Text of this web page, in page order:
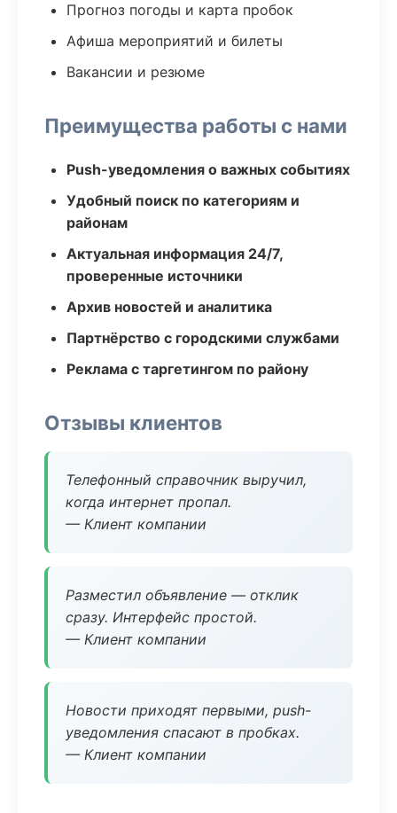
Прогноз погоды и карта пробок
Афиша мероприятий и билеты
Вакансии и резюме
Преимущества работы с нами
Push-уведомления о важных событиях
Удобный поиск по категориям и
районам
Актуальная информация 24/7,
проверенные источники
Архив новостей и аналитика
Партнёрство с городскими службами
Реклама с таргетингом по району
Отзывы клиентов
Телефонный справочник выручил,
когда интернет пропал.
— Клиент компании
Разместил объявление — отклик
сразу. Интерфейс простой.
— Клиент компании
Новости приходят первыми, push-
уведомления спасают в пробках.
— Клиент компании